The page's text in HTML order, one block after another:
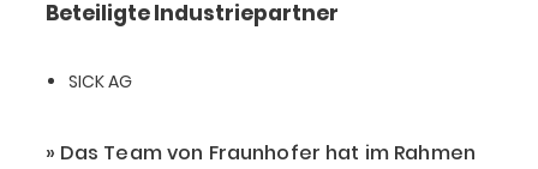
Beteiligte Industriepartner
SICK AG
Das Team von Fraunhofer hat im Rahmen